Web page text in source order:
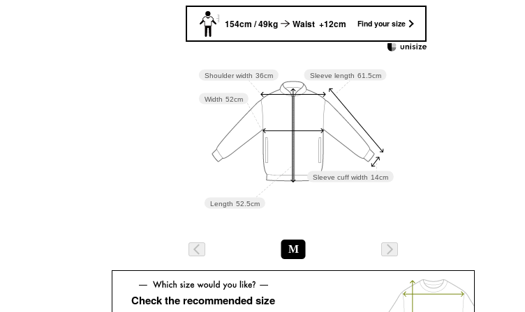
154cm / 49kg Waist +12cm Find your size
Sleeve cuff width 14cm
Sleeve length 61.5cm
Length 52.5cm
Width 52cm
Shoulder width 36cm
M
Check the recommended size